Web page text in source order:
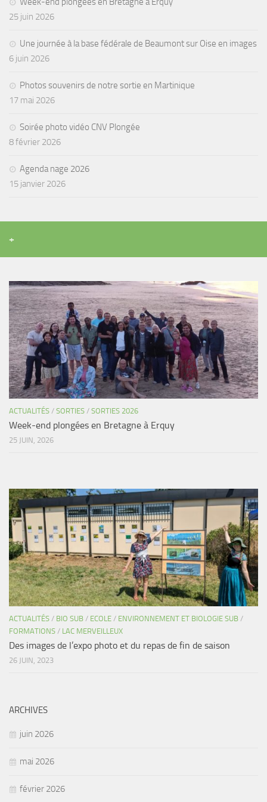
Sorties 2016
Sorties 2015
Sorties 2014
BIO SUB
Environnement et Biologie Sub
Lac Merveilleux
Photo
Peinture
NAGE
Agenda
Les Palmes du Lac
Résultats Compétitions
MATERIEL
Section Matériel
Occasions
25 juin 2026
Une journée à la base fédérale de Beaumont sur Oise en images
6 juin 2026
Photos souvenirs de notre sortie en Martinique
17 mai 2026
Soirée photo vidéo CNV Plongée
8 février 2026
Agenda nage 2026
15 janvier 2026
+
ACTUALITÉS / SORTIES / SORTIES 2026
Week-end plongées en Bretagne à Erquy
25 JUIN, 2026
ACTUALITÉS / BIO SUB / ECOLE / ENVIRONNEMENT ET BIOLOGIE SUB /
FORMATIONS / LAC MERVEILLEUX
Des images de l’expo photo et du repas de fin de saison
26 JUIN, 2023
ARCHIVES
juin 2026
mai 2026
février 2026